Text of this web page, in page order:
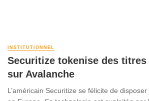
INSTITUTIONNEL
Securitize tokenise des titres
sur Avalanche
L’américain Securitize se félicite de